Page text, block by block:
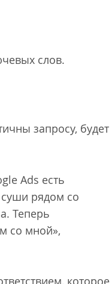
слов.
запросу, будет
Ads есть
суши рядом со
Теперь
со мной»,